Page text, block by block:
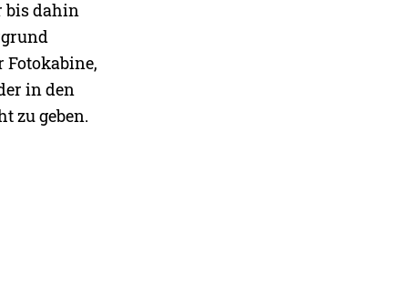
bis dahin
in den
zu geben.